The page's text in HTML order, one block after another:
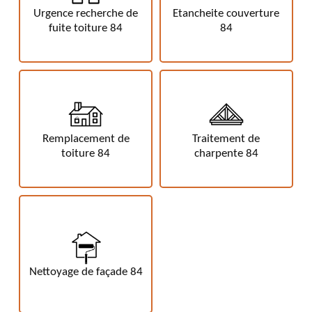
Urgence recherche de
fuite toiture 84
Etancheite couverture
84
Remplacement de
toiture 84
Traitement de
charpente 84
Nettoyage de façade 84